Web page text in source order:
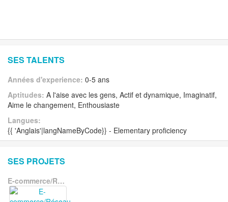
SES TALENTS
Années d'experience: 0-5 ans
Aptitudes: A l'aise avec les gens, Actif et dynamique, Imaginatif,
Aime le changement, Enthousiaste
Langues:
{{ 'Anglais'|langNameByCode}} - Elementary proficiency
SES PROJETS
E-commerce/Réseau Social